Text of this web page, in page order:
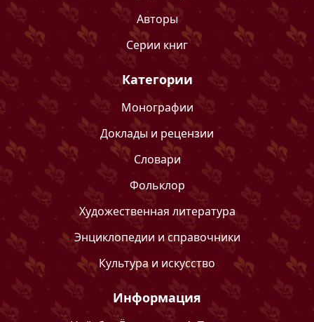
Авторы
Серии книг
Категории
Монографии
Доклады и рецензии
Словари
Фольклор
Художественная литература
Энциклопедии и справочники
Культура и искусство
Информация